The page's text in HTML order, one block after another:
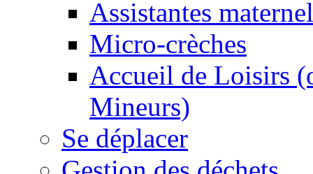
Assistantes
Micro-crèches
Accueil de Loisirs
Mineurs)
Se déplacer